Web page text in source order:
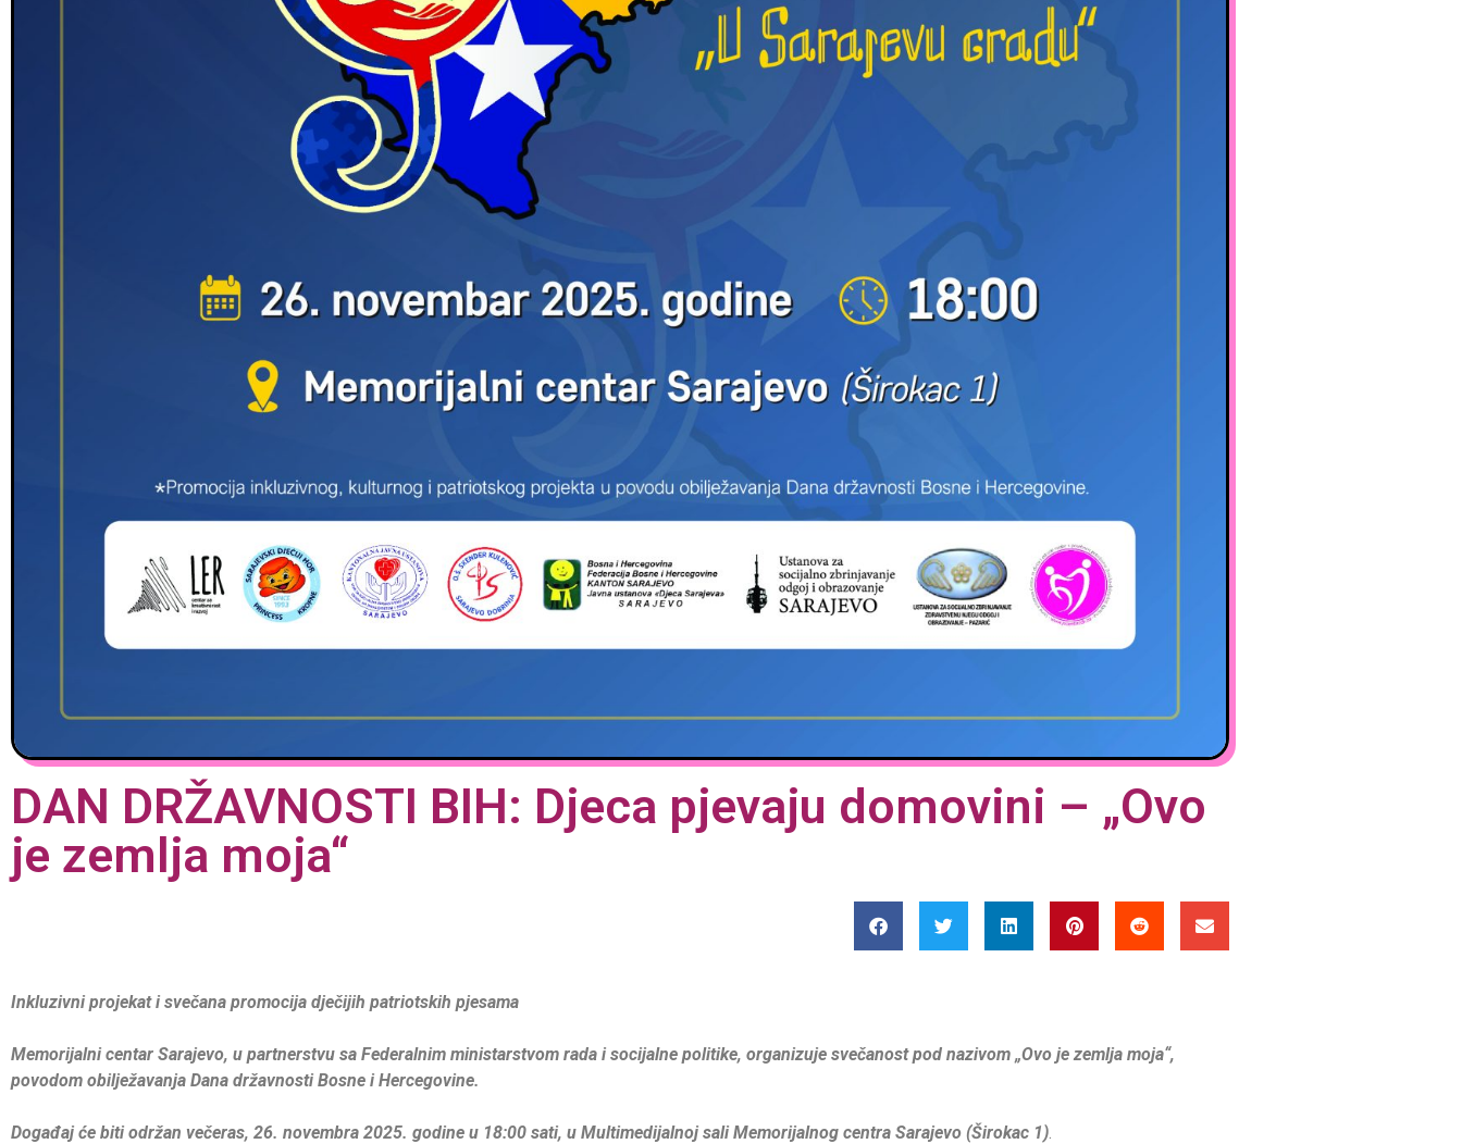
DAN DRŽAVNOSTI BIH: Djeca pjevaju domovini – „Ovo
je zemlja moja“
Inkluzivni projekat i svečana promocija dječijih patriotskih pjesama
Memorijalni centar Sarajevo, u partnerstvu sa Federalnim ministarstvom rada i socijalne politike, organizuje svečanost pod nazivom „Ovo je zemlja moja“,
povodom obilježavanja Dana državnosti Bosne i Hercegovine.
Događaj će biti održan večeras, 26. novembra 2025. godine u 18:00 sati, u Multimedijalnoj sali Memorijalnog centra Sarajevo (Širokac 1)